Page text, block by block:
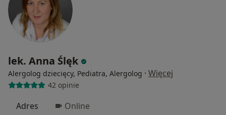
lek. Anna Ślęk
Alergolog dziecięcy, Pediatra, Alergolog · Więcej
42 opinie
Adres Online